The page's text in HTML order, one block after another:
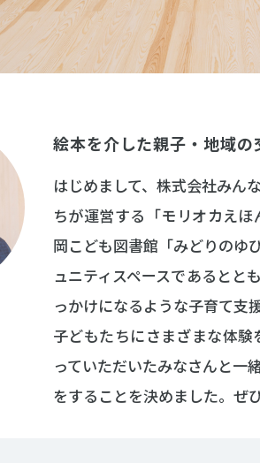
絵本を介した親子・地域の
はじめまして、株式会社みん
ちが運営する「モリオカえ
岡こども図書館「みどりのゆ
ュニティスペースであるとと
っかけになるような子育て支
子どもたちにさまざまな体
っていただいたみなさんと一
をすることを決めました。ぜ